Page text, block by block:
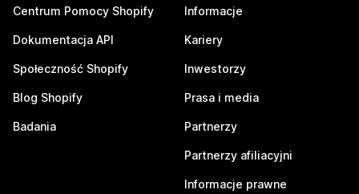
Centrum Pomocy Shopify
Dokumentacja API
Społeczność Shopify
Blog Shopify
Badania
Informacje
Kariery
Inwestorzy
Prasa i media
Partnerzy
Partnerzy afiliacyjni
Informacje prawne